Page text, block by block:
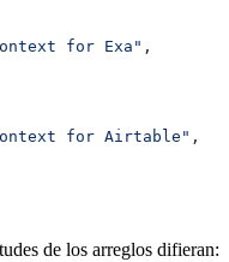
for Exa" ,
for Airtable" ,
de los arreglos difieran: